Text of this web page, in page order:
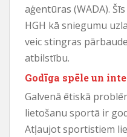
aģentūras (WADA).
HGH kā sniegumu
veic stingras
atbilstību.
Godīga spēle un
Galvenā ētiskā
lietošanu sportā ir
Atļaujot sportistiem